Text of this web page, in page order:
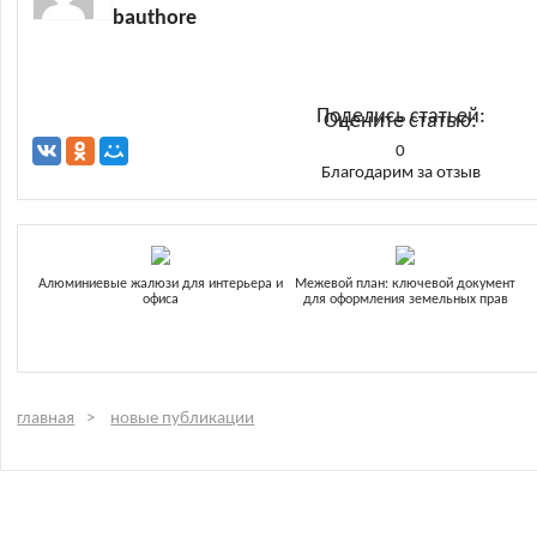
bauthore
Поделись статьей:
Оцените статью:
0
Благодарим за отзыв
Алюминиевые жалюзи для интерьера и
офиса
Межевой план: ключевой документ
для оформления земельных прав
главная новые публикации